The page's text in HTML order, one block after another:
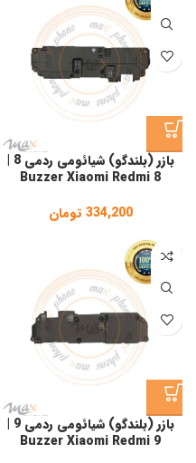
بازر (بلندگو) شیائومی ردمی 8 |
Buzzer Xiaomi Redmi 8
334,200 تومان
بازر (بلندگو) شیائومی ردمی 9 |
Buzzer Xiaomi Redmi 9